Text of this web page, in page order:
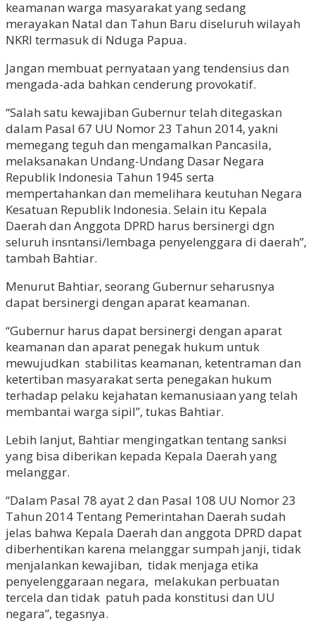
keamanan warga masyarakat yang sedang
merayakan Natal dan Tahun Baru diseluruh wilayah
NKRI termasuk di Nduga Papua.
Jangan membuat pernyataan yang tendensius dan
mengada-ada bahkan cenderung provokatif.
“Salah satu kewajiban Gubernur telah ditegaskan
dalam Pasal 67 UU Nomor 23 Tahun 2014, yakni
memegang teguh dan mengamalkan Pancasila,
melaksanakan Undang-Undang Dasar Negara
Republik Indonesia Tahun 1945 serta
mempertahankan dan memelihara keutuhan Negara
Kesatuan Republik Indonesia. Selain itu Kepala
Daerah dan Anggota DPRD harus bersinergi dgn
seluruh insntansi/lembaga penyelenggara di daerah”,
tambah Bahtiar.
Menurut Bahtiar, seorang Gubernur seharusnya
dapat bersinergi dengan aparat keamanan.
“Gubernur harus dapat bersinergi dengan aparat
keamanan dan aparat penegak hukum untuk
mewujudkan stabilitas keamanan, ketentraman dan
ketertiban masyarakat serta penegakan hukum
terhadap pelaku kejahatan kemanusiaan yang telah
membantai warga sipil”, tukas Bahtiar.
Lebih lanjut, Bahtiar mengingatkan tentang sanksi
yang bisa diberikan kepada Kepala Daerah yang
melanggar.
“Dalam Pasal 78 ayat 2 dan Pasal 108 UU Nomor 23
Tahun 2014 Tentang Pemerintahan Daerah sudah
jelas bahwa Kepala Daerah dan anggota DPRD dapat
diberhentikan karena melanggar sumpah janji, tidak
menjalankan kewajiban, tidak menjaga etika
penyelenggaraan negara, melakukan perbuatan
tercela dan tidak patuh pada konstitusi dan UU
negara”, tegasnya.